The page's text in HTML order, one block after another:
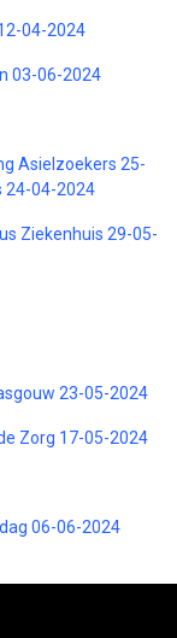
04-2024
03-06-2024
Asielzoekers 25-
24-04-2024
Ziekenhuis 29-05-
23-05-2024
Zorg 17-05-2024
06-06-2024